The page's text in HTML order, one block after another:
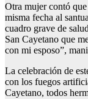
Otra mujer contó que
misma fecha al
cuadro grave de
San Cayetano que
con mi esposo”,
La celebración de
con los fuegos
Cayetano, todos